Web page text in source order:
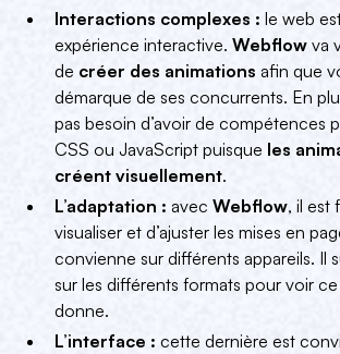
Interactions complexes : le web
expérience interactive.Webflow va
de créer des animations afin que
démarque de ses concurrents. En
pas besoin d’avoir de compétences
CSS ou JavaScript puisque les
créent visuellement.
L’adaptation : avecWebflow, il est
visualiser et d’ajuster les mises en
convienne sur différents appareils. Il
sur les différents formats pour voir
donne.
L’interface : cette dernière est